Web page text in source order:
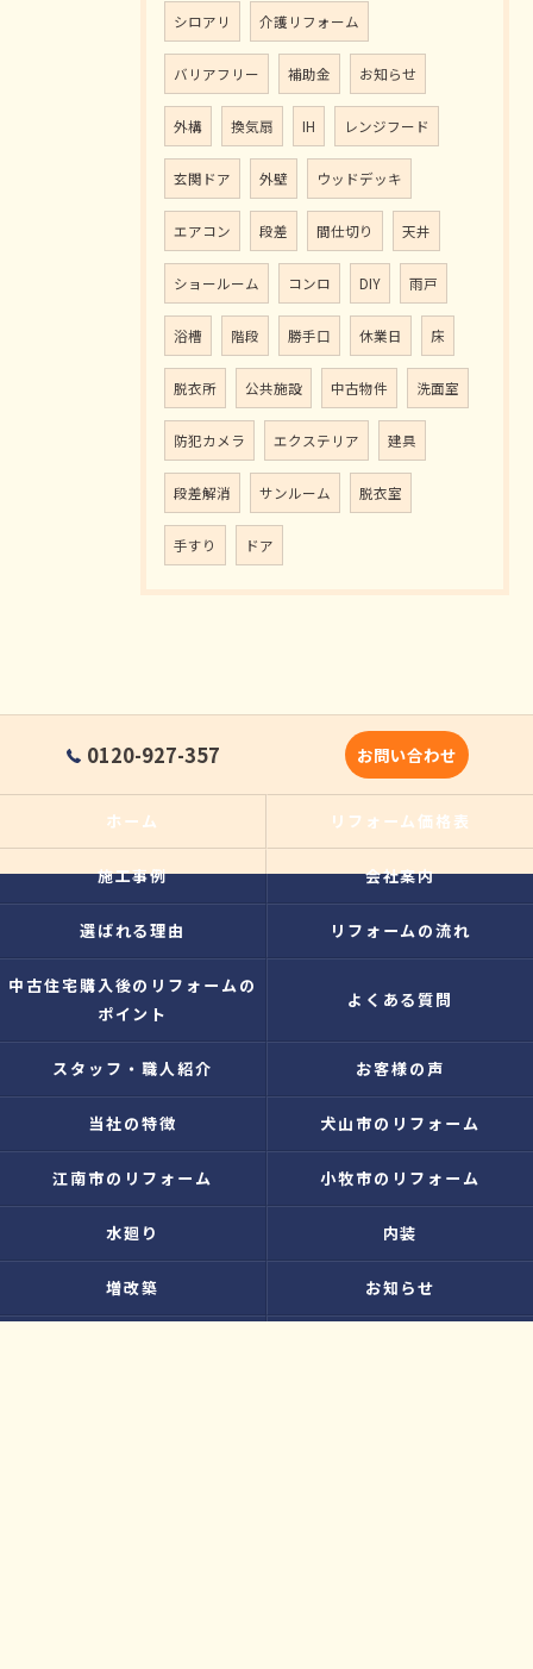
シロアリ 介護リフォーム
バリアフリー 補助金 お知らせ
外構 換気扇 IH レンジフード
玄関ドア 外壁 ウッドデッキ
エアコン 段差 間仕切り 天井
ショールーム コンロ DIY 雨戸
浴槽 階段 勝手口 休業日 床
脱衣所 公共施設 中古物件 洗面室
防犯カメラ エクステリア 建具
段差解消 サンルーム 脱衣室
手すり ドア
0120-927-357 お問い合わせ
ホーム リフォーム価格表
施工事例 会社案内
選ばれる理由 リフォームの流れ
中古住宅購入後のリフォームの
ポイント
よくある質問
スタッフ・職人紹介 お客様の声
当社の特徴 犬山市のリフォーム
江南市のリフォーム 小牧市のリフォーム
水廻り 内装
増改築 お知らせ